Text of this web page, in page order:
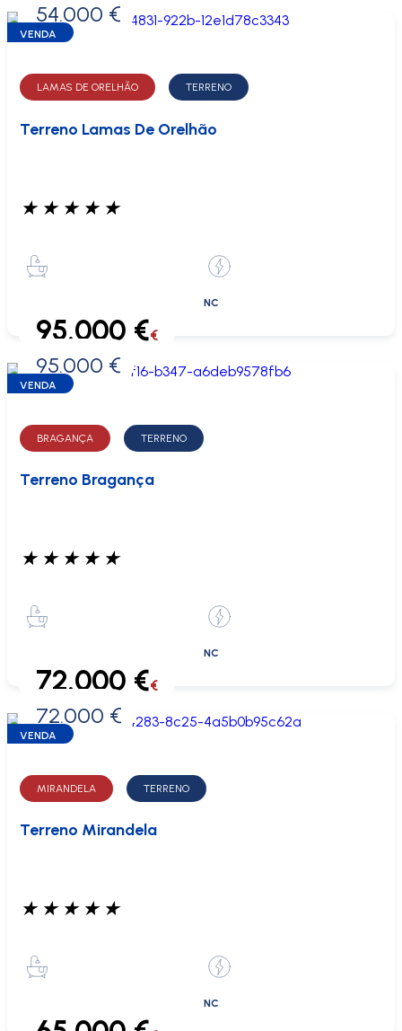
0 €
54.000 €
VENDA
LAMAS DE ORELHÃO TERRENO
Terreno Lamas De Orelhão
★ ★ ★ ★ ★
NC
0 €
95.000 €€
95.000 €
VENDA
BRAGANÇA TERRENO
Terreno Bragança
★ ★ ★ ★ ★
NC
0 €
72.000 €€
72.000 €
VENDA
MIRANDELA TERRENO
Terreno Mirandela
★ ★ ★ ★ ★
NC